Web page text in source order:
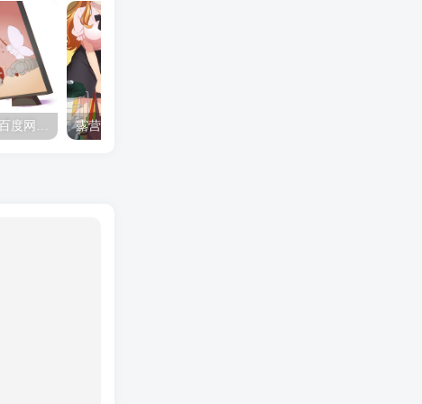
夺妻by豌豆荚小说全文 百度网盘 Duo!